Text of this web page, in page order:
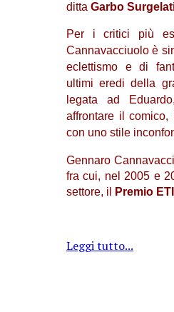
ditta Garbo
Per i critici più
Cannavacciuolo è
eclettismo e di
ultimi eredi della
legata ad
affrontare il
con uno stile
Gennaro
fra cui, nel 2005 e
settore, il
Premio
Leggi tutto...